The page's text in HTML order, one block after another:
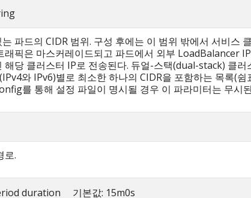
파드의 CIDR 범위. 구성 후에는 이 범위 밖에서 서비스
래픽은 마스커레이드되고 파드에서 외부 LoadBalancer
해당 클러스터 IP로 전송된다. 듀얼-스택(dual-stack) 클러
와 IPv6)별로 최소한 하나의 CIDR을 포함하는 목록(쉼
를 통해 설정 파일이 명시될 경우 이 파라미터는 무시
로.
duration 기본값: 15m0s